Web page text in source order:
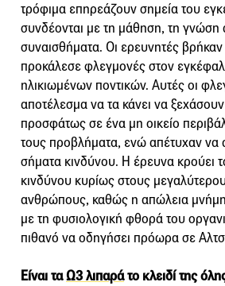
τρόφιμα επηρεάζουν σημεία του
συνδέονται με τη μάθηση, τη γνώση
συναισθήματα. Οι ερευνητές βρήκαν
προκάλεσε φλεγμονές στον
ηλικιωμένων ποντικών. Αυτές οι
αποτέλεσμα να τα κάνει να ξεχάσουν
προσφάτως σε ένα μη οικείο
τους προβλήματα, ενώ απέτυχαν να
σήματα κινδύνου. Η έρευνα κρούει
κινδύνου κυρίως στους
ανθρώπους, καθώς η απώλεια
με τη φυσιολογική φθορά του
πιθανό να οδηγήσει πρόωρα σε
Είναι ταΩ3 λιπαράτο κλειδί της